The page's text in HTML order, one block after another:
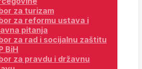
za turizam
za reformu ustava i
pitanja
za rad i socijalnu zaštitu
BiH
za pravdu i državnu